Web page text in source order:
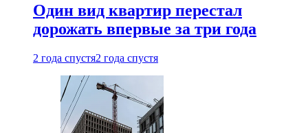
Один вид квартир перестал
дорожать впервые за три года
2 года спустя2 года спустя